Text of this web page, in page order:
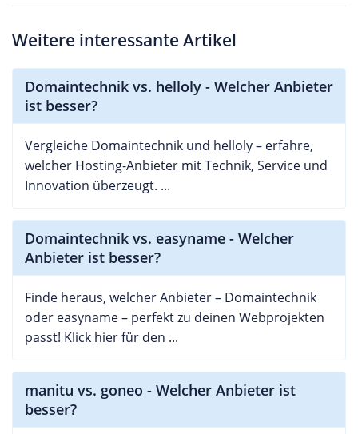
Weitere interessante Artikel
Domaintechnik vs. helloly - Welcher Anbieter
ist besser?
Vergleiche Domaintechnik und helloly – erfahre,
welcher Hosting-Anbieter mit Technik, Service und
Innovation überzeugt. ...
Domaintechnik vs. easyname - Welcher
Anbieter ist besser?
Finde heraus, welcher Anbieter – Domaintechnik
oder easyname – perfekt zu deinen Webprojekten
passt! Klick hier für den ...
manitu vs. goneo - Welcher Anbieter ist
besser?